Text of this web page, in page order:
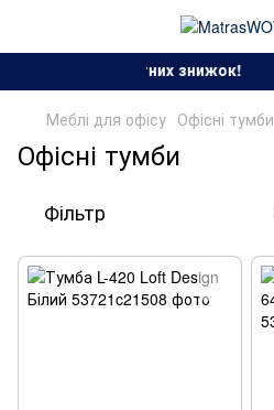
Сезон спекотних знижок!
Меблі для офісу Офісні тумби
Офісні тумби
Фільтр